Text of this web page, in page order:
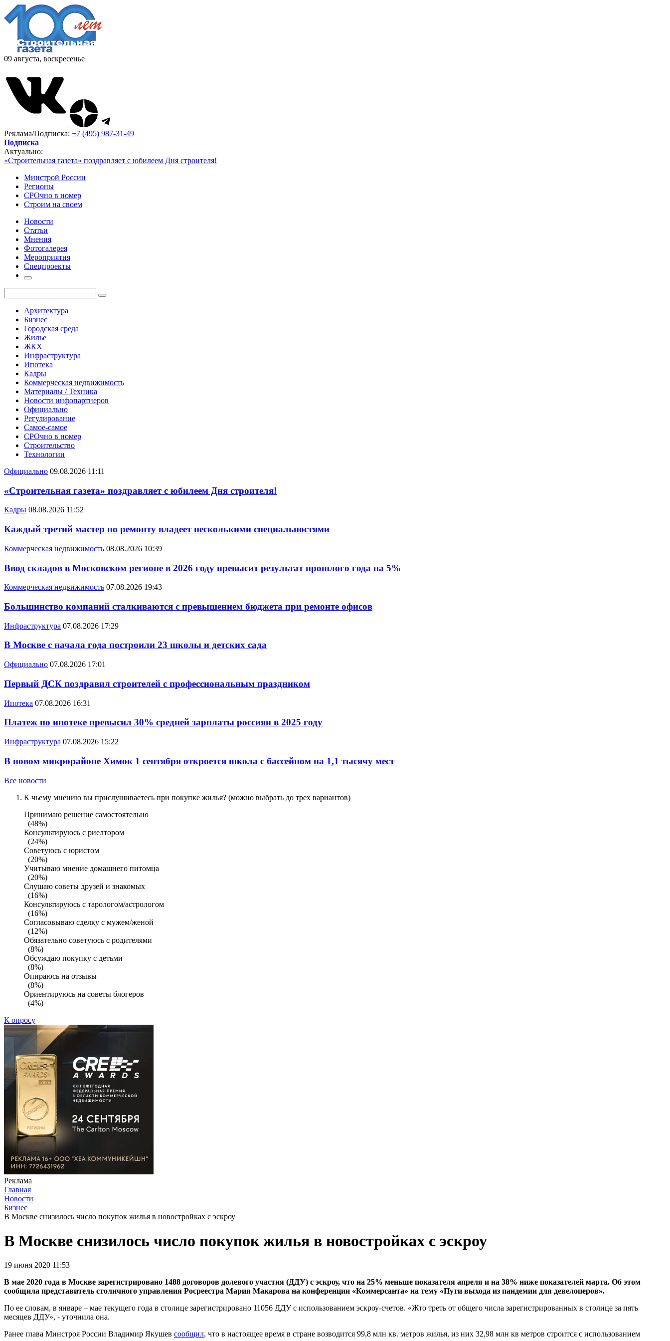
09 августа, воскресенье
Реклама/Подписка: +7 (495) 987-31-49
Подписка
Актуально:
«Строительная газета» поздравляет с юбилеем Дня строителя!
Минстрой России
Регионы
СРОчно в номер
Строим на своем
Новости
Статьи
Мнения
Фотогалерея
Мероприятия
Спецпроекты
Архитектура
Бизнес
Городская среда
Жилье
ЖКХ
Инфраструктура
Ипотека
Кадры
Коммерческая недвижимость
Материалы / Техника
Новости инфопартнеров
Официально
Регулирование
Самое-самое
СРОчно в номер
Строительство
Технологии
Официально 09.08.2026 11:11
«Строительная газета» поздравляет с юбилеем Дня строителя!
Кадры 08.08.2026 11:52
Каждый третий мастер по ремонту владеет несколькими специальностями
Коммерческая недвижимость 08.08.2026 10:39
Ввод складов в Московском регионе в 2026 году превысит результат прошлого года на 5%
Коммерческая недвижимость 07.08.2026 19:43
Большинство компаний сталкиваются с превышением бюджета при ремонте офисов
Инфраструктура 07.08.2026 17:29
В Москве с начала года построили 23 школы и детских сада
Официально 07.08.2026 17:01
Первый ДСК поздравил строителей с профессиональным праздником
Ипотека 07.08.2026 16:31
Платеж по ипотеке превысил 30% средней зарплаты россиян в 2025 году
Инфраструктура 07.08.2026 15:22
В новом микрорайоне Химок 1 сентября откроется школа с бассейном на 1,1 тысячу мест
Все новости
К чьему мнению вы прислушиваетесь при покупке жилья? (можно выбрать до трех вариантов)
Принимаю решение самостоятельно
(48%)
Консультируюсь с риелтором
(24%)
Советуюсь с юристом
(20%)
Учитываю мнение домашнего питомца
(20%)
Слушаю советы друзей и знакомых
(16%)
Консультируюсь с тарологом/астрологом
(16%)
Согласовываю сделку с мужем/женой
(12%)
Обязательно советуюсь с родителями
(8%)
Обсуждаю покупку с детьми
(8%)
Опираюсь на отзывы
(8%)
Ориентируюсь на советы блогеров
(4%)
К опросу
Реклама
Главная
Новости
Бизнес
В Москве снизилось число покупок жилья в новостройках с эскроу
В Москве снизилось число покупок жилья в новостройках с эскроу
19 июня 2020 11:53
В мае 2020 года в Москве зарегистрировано 1488 договоров долевого участия (ДДУ) с эскроу, что на 25% меньше показателя апреля и на 38% ниже показателей марта. Об этом
сообщила представитель столичного управления Росреестра Мария Макарова на конференции «Коммерсанта» на тему «Пути выхода из пандемии для девелоперов».
По ее словам, в январе – мае текущего года в столице зарегистрировано 11056 ДДУ с использованием эскроу-счетов. «Жто треть от общего числа зарегистрированных в столице за пять
месяцев ДДУ», - уточнила она.
Ранее глава Минстроя России Владимир Якушев сообщил, что в настоящее время в стране возводится 99,8 млн кв. метров жилья, из них 32,98 млн кв метров строится с использованием